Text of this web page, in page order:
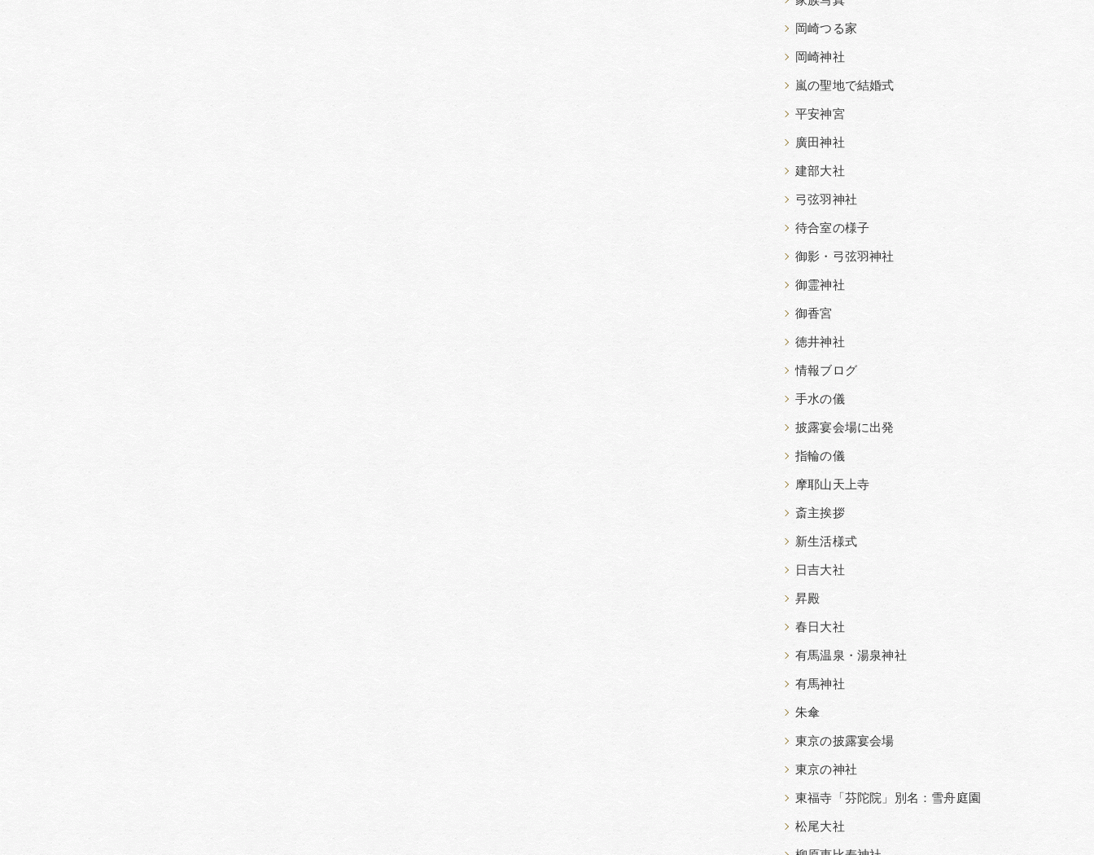
岡崎つる家
岡崎神社
嵐の聖地で結婚式
平安神宮
廣田神社
建部大社
弓弦羽神社
待合室の様子
御影・弓弦羽神社
御霊神社
御香宮
徳井神社
情報ブログ
手水の儀
披露宴会場に出発
指輪の儀
摩耶山天上寺
斎主挨拶
新生活様式
日吉大社
昇殿
春日大社
有馬温泉・湯泉神社
有馬神社
朱傘
東京の披露宴会場
東京の神社
東福寺「芬陀院」別名：雪舟庭園
松尾大社